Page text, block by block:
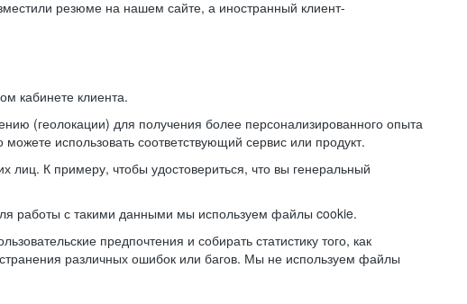
резюме на нашем сайте, а иностранный клиент-
кабинете клиента.
(геолокации) для получения более персонализированного опыта
использовать соответствующий сервис или продукт.
К примеру, чтобы удостовериться, что вы генеральный
работы с такими данными мы используем файлы cookie.
предпочтения и собирать статистику того, как
различных ошибок или багов. Мы не используем файлы